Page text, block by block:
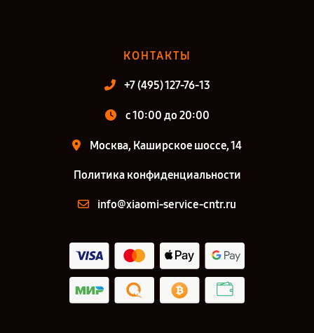
КОНТАКТЫ
+7 (495) 127-76-13
с 10:00 до 20:00
Москва, Каширское шоссе, 14
Политика конфиденциальности
info@xiaomi-service-cntr.ru